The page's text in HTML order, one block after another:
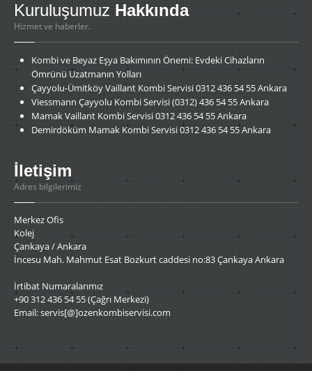
Kuruluşumuz Hakkında
Hizmet ve haberler.
Kombive Beyaz Eşya Bakımının Önemi: Evdeki Cihazların
Ömrünü Uzatmanın Yolları
Çayyolu-ÜmitköyVaillant Kombi Servisi 0312 436 54 55 Ankara
Viessmann Çayyolu Kombi Servisi (0312) 436 54 55 Ankara
MamakVaillant Kombi Servisi 0312 436 54 55 Ankara
Demirdöküm Mamak Kombi Servisi 0312 436 54 55 Ankara
İletişim
Adres bilgilerimiz
Merkez Ofis
Kolej
Çankaya / Ankara
İncesu Mah. Mahmut Esat Bozkurt caddesi no:83 Çankaya Ankara
İrtibat Numaralarımız
+90 312 436 54 55 (Çağrı Merkezi)
Email: servis[@]ozenkombiservisi.com